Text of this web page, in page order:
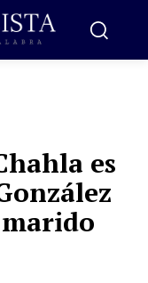
es